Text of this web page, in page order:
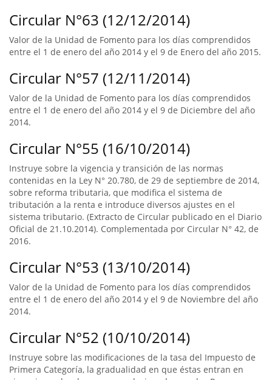
Circular N°63 (12/12/2014)
Valor de la Unidad de Fomento para los días comprendidos
entre el 1 de enero del año 2014 y el 9 de Enero del año 2015.
Circular N°57 (12/11/2014)
Valor de la Unidad de Fomento para los días comprendidos
entre el 1 de enero del año 2014 y el 9 de Diciembre del año
2014.
Circular N°55 (16/10/2014)
Instruye sobre la vigencia y transición de las normas
contenidas en la Ley N° 20.780, de 29 de septiembre de 2014,
sobre reforma tributaria, que modifica el sistema de
tributación a la renta e introduce diversos ajustes en el
sistema tributario. (Extracto de Circular publicado en el Diario
Oficial de 21.10.2014). Complementada por Circular N° 42, de
2016.
Circular N°53 (13/10/2014)
Valor de la Unidad de Fomento para los días comprendidos
entre el 1 de enero del año 2014 y el 9 de Noviembre del año
2014.
Circular N°52 (10/10/2014)
Instruye sobre las modificaciones de la tasa del Impuesto de
Primera Categoría, la gradualidad en que éstas entran en